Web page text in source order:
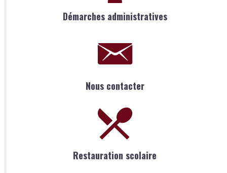
Démarches administratives
Nous contacter
Restauration scolaire